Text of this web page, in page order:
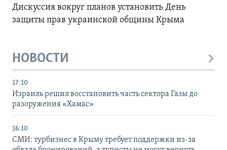
Дискуссия вокруг планов установить День
защиты прав украинской общины Крыма
НОВОСТИ
17:10
Израиль решил восстановить часть сектора Газы до
разоружения «Хамас»
16:10
СМИ: турбизнес в Крыму требует поддержки из-за